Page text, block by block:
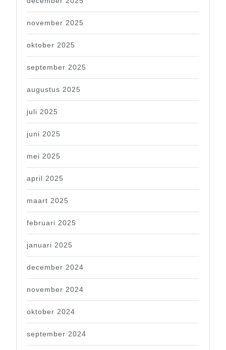
november 2025
oktober 2025
september 2025
augustus 2025
juli 2025
juni 2025
mei 2025
april 2025
maart 2025
februari 2025
januari 2025
december 2024
november 2024
oktober 2024
september 2024